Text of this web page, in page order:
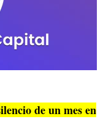
de un mes en